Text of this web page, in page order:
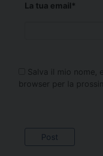
La tua email*
Salva il mio nome,
browser per la